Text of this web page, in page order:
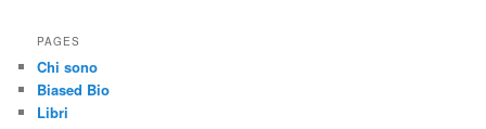
PAGES
Chi sono
Biased Bio
Libri